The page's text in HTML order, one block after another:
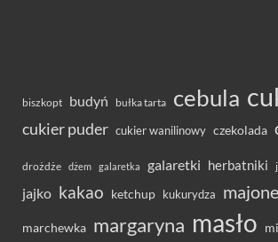
biszkopt budyń bułka tarta cebula
cukier puder cukier wanilinowy czekolada
drożdże dżem galaretka galaretki herbatniki
jajko kakao ketchup kukurydza
marchewka margaryna masło